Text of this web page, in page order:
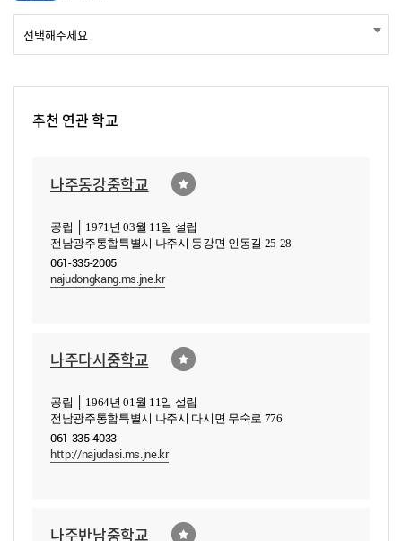
추천 연관 학교
나주동강중학교
공립 │ 1971년 03월 11일 설립
전남광주통합특별시 나주시 동강면 인동길 25-28
061-335-2005
najudongkang.ms.jne.kr
나주다시중학교
공립 │ 1964년 01월 11일 설립
전남광주통합특별시 나주시 다시면 무숙로 776
061-335-4033
http://najudasi.ms.jne.kr
나주반남중학교